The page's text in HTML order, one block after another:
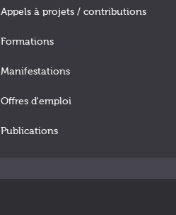
Appels à projets / contributions
Formations
Manifestations
Offres d'emploi
Publications